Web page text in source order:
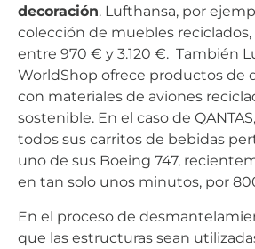
decoración. Lufthansa, por
colección de muebles
entre 970 € y 3.120 €. También
WorldShop ofrece productos de
con materiales de aviones
sostenible. En el caso de
todos sus carritos de bebidas
uno de sus Boeing 747,
en tan solo unos minutos, por
En el proceso de
que las estructuras sean